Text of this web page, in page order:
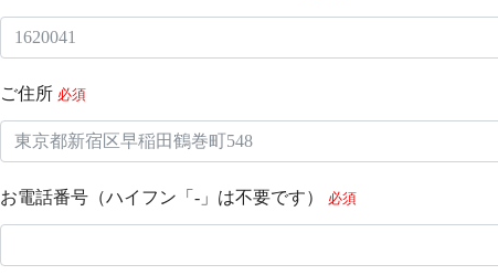
ご住所 必須
お電話番号（ハイフン「-」は不要です） 必須